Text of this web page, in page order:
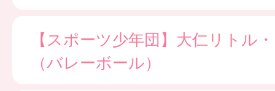
【スポーツ少年団】大仁リトル
（バレーボール）